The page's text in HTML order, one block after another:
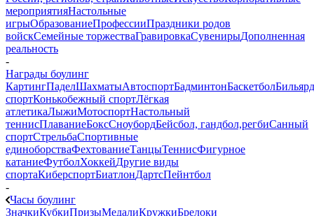
мероприятияНастольные
игрыОбразованиеПрофессииПраздники родов
войскСемейные торжестваГравировкаСувенирыДополненная
реальность
-
Награды боулинг
КартингПаделШахматыАвтоспортБадминтонБаскетболБильярд
спортКонькобежный спортЛёгкая
атлетикаЛыжиМотоспортНастольный
теннисПлаваниеБоксСноубордБейсбол, гандбол,регбиСанный
спортСтрельбаСпортивные
единоборстваФехтованиеТанцыТеннисФигурное
катаниеФутболХоккейДругие виды
спортаКиберспортБиатлонДартсПейнтбол
-
Часы боулинг
ЗначкиКубкиПризыМедалиКружкиБрелоки